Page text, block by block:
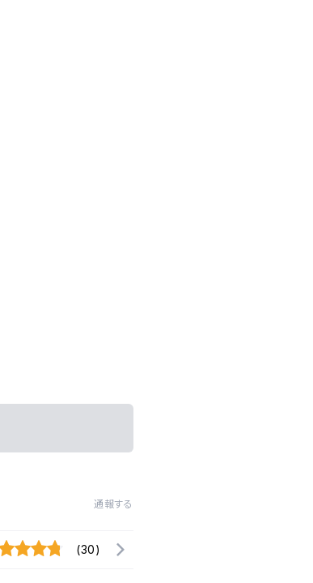
通報する
(30)